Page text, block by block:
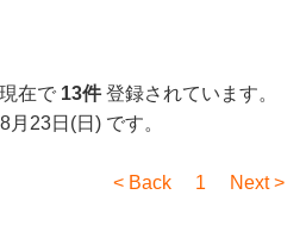
現在で 13件登録されています。
月 23日 (日) です。
< Back 1 Next >